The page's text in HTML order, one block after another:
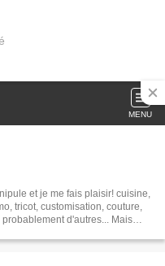
MENU
et je me fais plaisir! cuisine,
tricot, customisation, couture,
d'autres... Mais